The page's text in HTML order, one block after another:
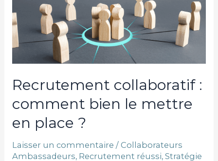
Recrutement collaboratif :
comment bien le mettre
en place ?
Laisser un commentaire /Collaborateurs
Ambassadeurs, Recrutement réussi,Stratégie
comment
bien
le
mettre
en
place
?